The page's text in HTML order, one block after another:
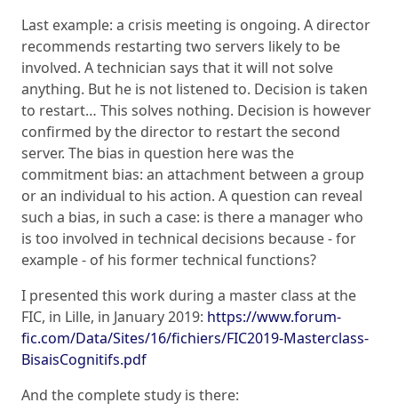
Last example: a crisis meeting is ongoing. A director
recommends restarting two servers likely to be
involved. A technician says that it will not solve
anything. But he is not listened to. Decision is taken
to restart… This solves nothing. Decision is however
confirmed by the director to restart the second
server. The bias in question here was the
commitment bias: an attachment between a group
or an individual to his action. A question can reveal
such a bias, in such a case: is there a manager who
is too involved in technical decisions because - for
example - of his former technical functions?
I presented this work during a master class at the
FIC, in Lille, in January 2019: https://www.forum-
fic.com/Data/Sites/16/fichiers/FIC2019-Masterclass-
BisaisCognitifs.pdf
And the complete study is there: